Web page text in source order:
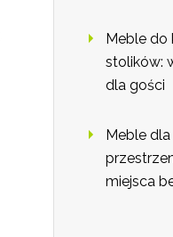
Meble do
stolików:
dla gości
Meble
miejsca